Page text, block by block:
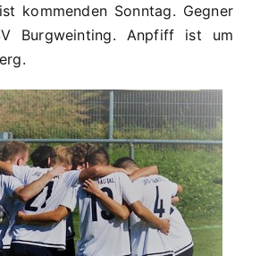
kommenden Sonntag. Gegner
Burgweinting. Anpfiff ist um